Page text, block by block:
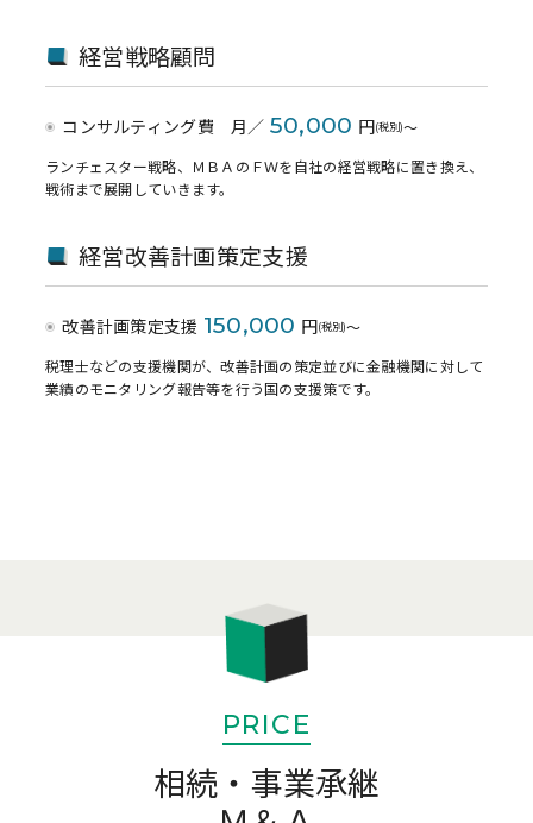
経営戦略顧問
コンサルティング費 月／ 50,000 円(税別)〜
ランチェスター戦略、ＭＢＡのＦＷを自社の経営戦略に置き換え、
戦術まで展開していきます。
経営改善計画策定支援
改善計画策定支援 150,000 円(税別)〜
税理士などの支援機関が、改善計画の策定並びに金融機関に対して
業績のモニタリング報告等を行う国の支援策です。
PRICE
相続・事業承継